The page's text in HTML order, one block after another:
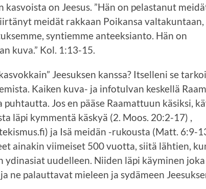
on Jeesus. ”Hän on pelastanut
meidät rakkaan Poikansa valtakuntaan,
syntiemme anteeksianto. Hän on
kuva.” Kol. 1:13-15.
Jeesuksen kanssa? Itselleni se
Kaiken kuva- ja infotulvan keskellä
Jos en pääse Raamattuun käsiksi,
läpi kymmentä käskyä (2. Moos. 20:2-17) ,
ja Isä meidän -rukousta (Matt. 6:9-
ainakin viimeiset 500 vuotta, siitä lähtien,
ydinasiat uudelleen. Niiden läpi käyminen
ne palauttavat mieleen ja sydämeen